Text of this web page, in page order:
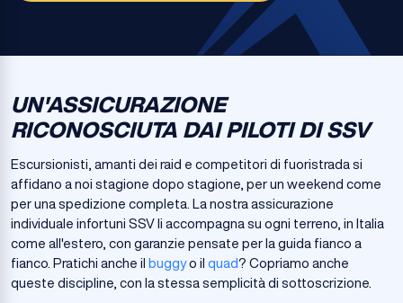
UN'ASSICURAZIONE
RICONOSCIUTA DAI PILOTI DI SSV
Escursionisti, amanti dei raid e competitori di fuoristrada si
affidano a noi stagione dopo stagione, per un weekend come
per una spedizione completa. La nostra assicurazione
individuale infortuni SSV li accompagna su ogni terreno, in Italia
come all'estero, con garanzie pensate per la guida fianco a
fianco. Pratichi anche il buggyo il quad? Copriamo anche
queste discipline, con la stessa semplicità di sottoscrizione.